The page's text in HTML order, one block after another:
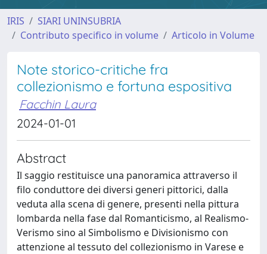
IRIS
SIARI UNINSUBRIA
Contributo specifico in volume
Articolo in Volume
Note storico-critiche fra
collezionismo e fortuna espositiva
Facchin Laura
2024-01-01
Abstract
Il saggio restituisce una panoramica attraverso il
filo conduttore dei diversi generi pittorici, dalla
veduta alla scena di genere, presenti nella pittura
lombarda nella fase dal Romanticismo, al Realismo-
Verismo sino al Simbolismo e Divisionismo con
attenzione al tessuto del collezionismo in Varese e